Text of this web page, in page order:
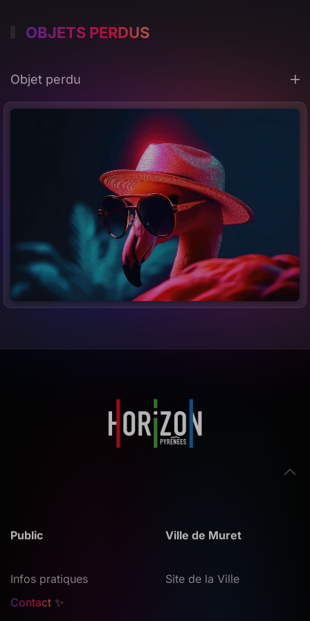
OBJETS PERDUS
Objet perdu
Public
Infos pratiques
Contact ✨
Ville de Muret
Site de la Ville